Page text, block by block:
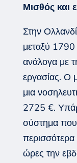
Μισθός και
Στην
μεταξύ
ανάλογα με
εργασίας. Ο
μια
2725 €.
σύστημα που
ώρες την